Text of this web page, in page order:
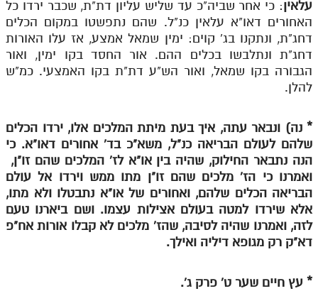
עלאין: כי אחר שביה"כ עד שליש עליון דת"ת, שכבר ירדו כל
האחורים דאו"א עלאין כנ"ל. שהם נתפשטו במקום הכלים
דחג"ת, ונתקנו בג' קוים: ימין שמאל אמצע, אז עלו האורות
דחג"ת ונתלבשו בכלים ההם. אור החסד בקו ימין, ואור
הגבורה בקו שמאל, ואור הש"ע דת"ת בקו האמצעי. כמ"ש
להלן.
* נה) ונבאר עתה, איך בעת מיתת המלכים אלו, ירדו הכלים
שלהם לעולם הבריאה כנ"ל, משא"כ בד' אחורים דאו"א. כי
הנה נתבאר החילוק, שהיה בין או"א לז' המלכים שהם זו"ן,
ואמרנו כי הז' מלכים שהם זו"ן מתו ממש וירדו אל עולם
הבריאה הכלים שלהם, ואחורים של או"א נתבטלו ולא מתו,
אלא שירדו למטה בעולם אצילות עצמו. ושם ביארנו טעם
לזה, ואמרנו שהיה לסיבה, שהז' מלכים לא קבלו אורות אח"פ
דא"ק רק מגופא דיליה ואילך.
* עץ חיים שער ט' פרק ג'.